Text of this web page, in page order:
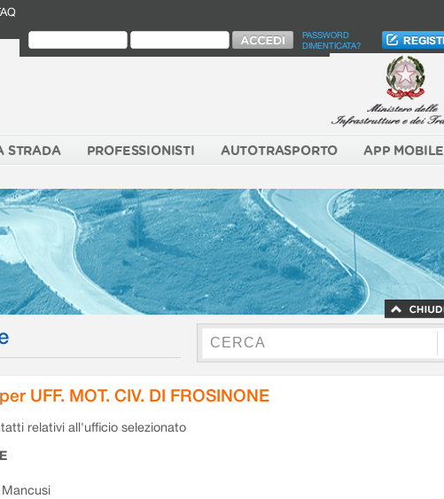
PASSWORD
DIMENTICATA?
STRADA PROFESSIONISTI AUTOTRASPORTO APP MOBILE
UFF. MOT. CIV. DI FROSINONE
relativi all'ufficio selezionato